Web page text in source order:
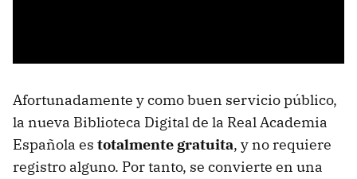
Afortunadamente y como buen servicio público,
la nueva Biblioteca Digital de la Real Academia
Española es totalmente gratuita, y no requiere
registro alguno. Por tanto, se convierte en una